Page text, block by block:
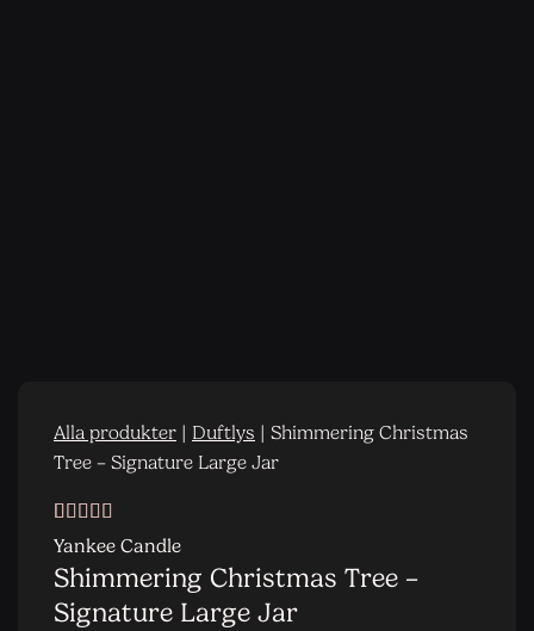
Alla produkter | Duftlys | Shimmering Christmas
Tree – Signature Large Jar
Vurdert 4
av 5
basert på
2
Yankee Candle
Shimmering Christmas Tree –
Signature Large Jar